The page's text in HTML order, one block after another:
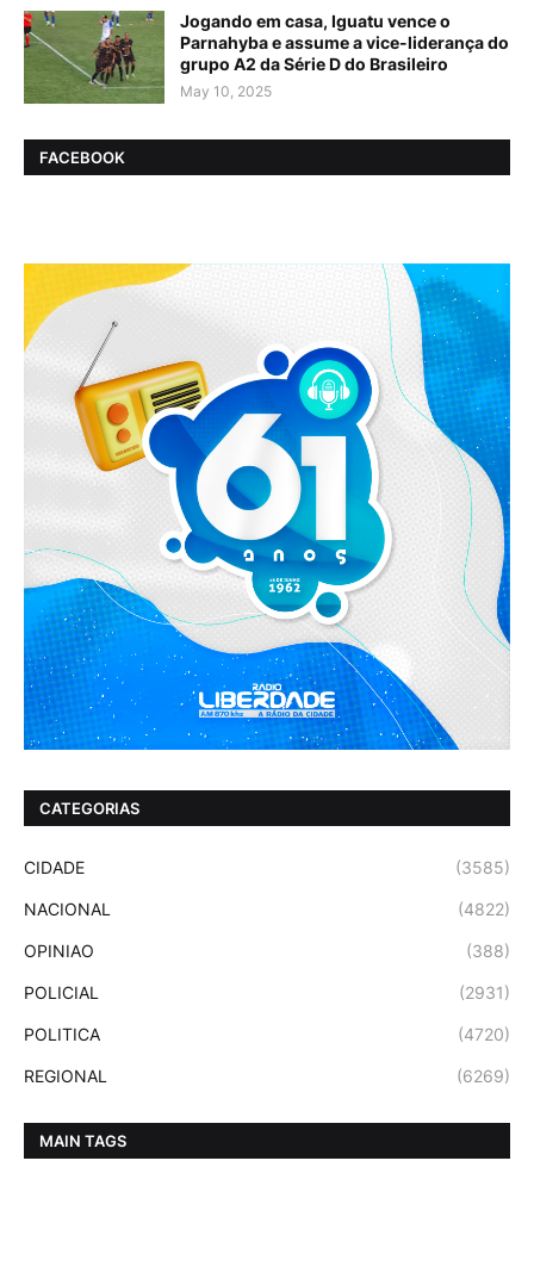
Jogando em casa, Iguatu vence o
Parnahyba e assume a vice-liderança do
grupo A2 da Série D do Brasileiro
May 10, 2025
FACEBOOK
CATEGORIAS
CIDADE (3585)
NACIONAL (4822)
OPINIAO (388)
POLICIAL (2931)
POLITICA (4720)
REGIONAL (6269)
MAIN TAGS